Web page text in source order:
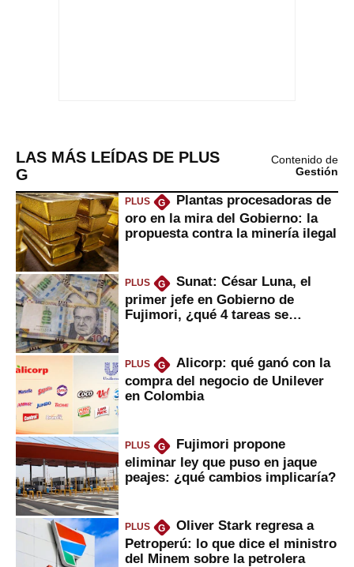
LAS MÁS LEÍDAS DE PLUS
G
Contenido de
Gestión
PLUS G
Plantas procesadoras de
oro en la mira del Gobierno: la
propuesta contra la minería ilegal
PLUS G
Sunat: César Luna, el
primer jefe en Gobierno de
Fujimori, ¿qué 4 tareas se
PLUS G
Alicorp: qué ganó con la
compra del negocio de Unilever
en Colombia
PLUS G
Fujimori propone
eliminar ley que puso en jaque
peajes: ¿qué cambios implicaría?
PLUS G
Oliver Stark regresa a
Petroperú: lo que dice el ministro
del Minem sobre la petrolera